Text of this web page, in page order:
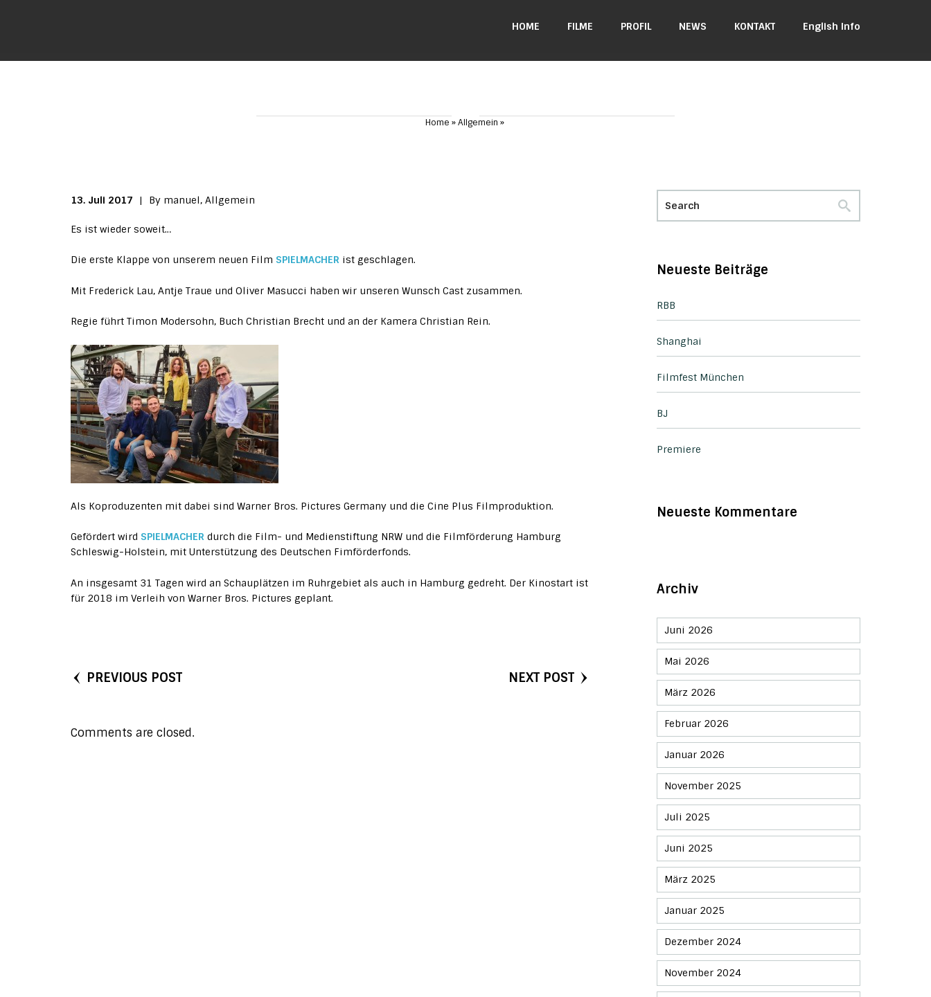
HOME FILME PROFIL NEWS KONTAKT English Info
Home Allgemein
13. Juli 2017 | By manuel, Allgemein
Es ist wieder soweit…
Die erste Klappe von unserem neuen Film SPIELMACHER ist geschlagen.
Mit Frederick Lau, Antje Traue und Oliver Masucci haben wir unseren Wunsch Cast zusammen.
Regie führt Timon Modersohn, Buch Christian Brecht und an der Kamera Christian Rein.
Als Koproduzenten mit dabei sind Warner Bros. Pictures Germany und die Cine Plus Filmproduktion.
Gefördert wird SPIELMACHER durch die Film- und Medienstiftung NRW und die Filmförderung Hamburg
Schleswig-Holstein, mit Unterstützung des Deutschen Fimförderfonds.
An insgesamt 31 Tagen wird an Schauplätzen im Ruhrgebiet als auch in Hamburg gedreht. Der Kinostart ist
für 2018 im Verleih von Warner Bros. Pictures geplant.
PREVIOUS POST NEXT POST
Comments are closed.
Neueste Beiträge
RBB
Shanghai
Filmfest München
BJ
Premiere
Neueste Kommentare
Archiv
Juni 2026
Mai 2026
März 2026
Februar 2026
Januar 2026
November 2025
Juli 2025
Juni 2025
März 2025
Januar 2025
Dezember 2024
November 2024